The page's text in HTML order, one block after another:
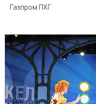
Газпром ПХГ